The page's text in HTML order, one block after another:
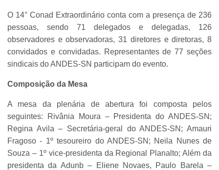
O 14° Conad Extraordinário conta com a presença de 236
pessoas, sendo 71 delegados e delegadas, 126
observadores e observadoras, 31 diretores e diretoras, 8
convidados e convidadas. Representantes de 77 seções
sindicais do ANDES-SN participam do evento.
Composição da Mesa
A mesa da plenária de abertura foi composta pelos
seguintes: Rivânia Moura – Presidenta do ANDES-SN;
Regina Avila – Secretária-geral do ANDES-SN; Amauri
Fragoso - 1º tesoureiro do ANDES-SN; Neila Nunes de
Souza – 1º vice-presidenta da Regional Planalto; Além da
presidenta da Adunb – Eliene Novaes, Paulo Barela –